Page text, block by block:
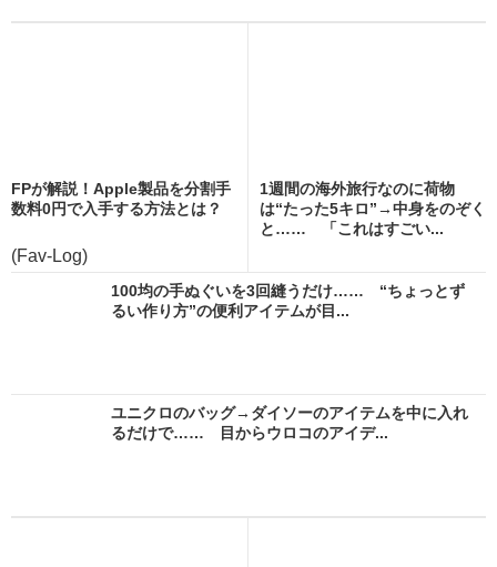
FPが解説！Apple製品を分割手
数料0円で入手する方法とは？
(Fav-Log)
1週間の海外旅行なのに荷物
は“たった5キロ”→中身をのぞく
と…… 「これはすごい...
100均の手ぬぐいを3回縫うだけ…… “ちょっとず
るい作り方”の便利アイテムが目...
ユニクロのバッグ→ダイソーのアイテムを中に入れ
るだけで…… 目からウロコのアイデ...